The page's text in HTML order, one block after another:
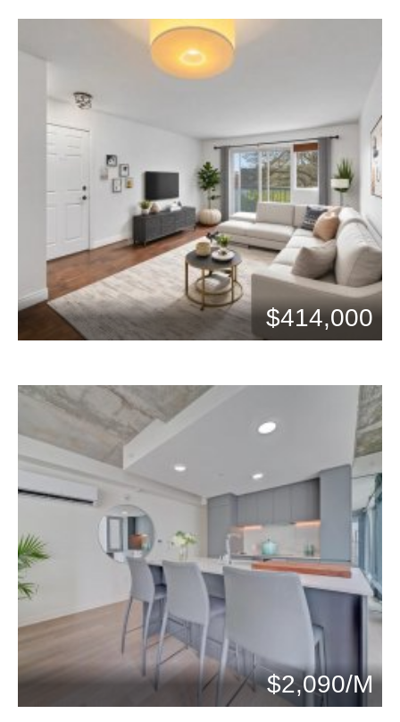
Chambres: 4
Bains: 1
$414,000
$2,090/M